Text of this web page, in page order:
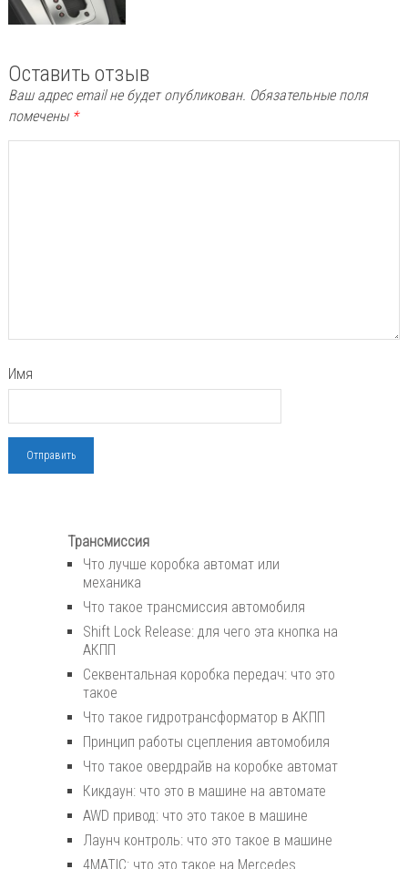
Оставить отзыв
Ваш адрес email не будет опубликован. Обязательные поля
помечены *
Имя
Трансмиссия
Что лучше коробка автомат или
механика
Что такое трансмиссия автомобиля
Shift Lock Release: для чего эта кнопка на
АКПП
Секвентальная коробка передач: что это
такое
Что такое гидротрансформатор в АКПП
Принцип работы сцепления автомобиля
Что такое овердрайв на коробке автомат
Кикдаун: что это в машине на автомате
AWD привод: что это такое в машине
Лаунч контроль: что это такое в машине
4MATIC: что это такое на Mercedes